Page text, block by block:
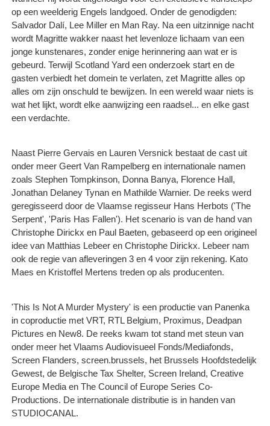
op een weelderig Engels landgoed. Onder de genodigden:
Salvador Dalí, Lee Miller en Man Ray. Na een uitzinnige nacht
wordt Magritte wakker naast het levenloze lichaam van een
jonge kunstenares, zonder enige herinnering aan wat er is
gebeurd. Terwijl Scotland Yard een onderzoek start en de
gasten verbiedt het domein te verlaten, zet Magritte alles op
alles om zijn onschuld te bewijzen. In een wereld waar niets is
wat het lijkt, wordt elke aanwijzing een raadsel... en elke gast
een verdachte.
Naast Pierre Gervais en Lauren Versnick bestaat de cast uit
onder meer Geert Van Rampelberg en internationale namen
zoals Stephen Tompkinson, Donna Banya, Florence Hall,
Jonathan Delaney Tynan en Mathilde Warnier. De reeks werd
geregisseerd door de Vlaamse regisseur Hans Herbots ('The
Serpent', 'Paris Has Fallen'). Het scenario is van de hand van
Christophe Dirickx en Paul Baeten, gebaseerd op een origineel
idee van Matthias Lebeer en Christophe Dirickx. Lebeer nam
ook de regie van afleveringen 3 en 4 voor zijn rekening. Kato
Maes en Kristoffel Mertens treden op als producenten.
'This Is Not A Murder Mystery' is een productie van Panenka
in coproductie met VRT, RTL Belgium, Proximus, Deadpan
Pictures en New8. De reeks kwam tot stand met steun van
onder meer het Vlaams Audiovisueel Fonds/Mediafonds,
Screen Flanders, screen.brussels, het Brussels Hoofdstedelijk
Gewest, de Belgische Tax Shelter, Screen Ireland, Creative
Europe Media en The Council of Europe Series Co-
Productions. De internationale distributie is in handen van
STUDIOCANAL.